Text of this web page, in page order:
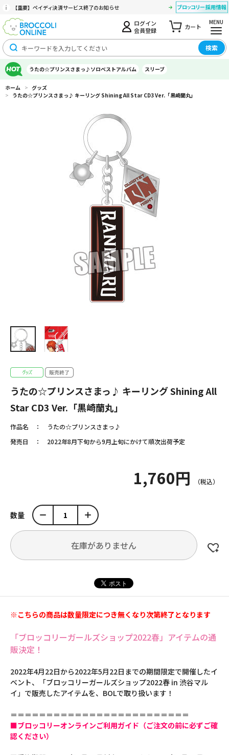
【重要】ペイディ決済サービス終了のお知らせ
ログイン
会員登録
カート
MENU
検索
うたの☆プリンスさまっ♪ソロベストアルバム スリーブ
ホーム > グッズ
> うたの☆プリンスさまっ♪ キーリング Shining All Star CD3 Ver.「黒崎蘭丸」
うたの☆プリンスさまっ♪ キーリング Shining All
Star CD3 Ver.「黒崎蘭丸」
作品名
うたの☆プリンスさまっ♪
発売日
2022年8月下旬から9月上旬にかけて順次出荷予定
1,760円
数量
在庫がありません
※こちらの商品は数量限定につき無くなり次第終了となります
「ブロッコリーガールズショップ2022春」アイテムの通
販決定！
2022年4月22日から2022年5月22日までの期間限定で開催したイ
ベント、「ブロッコリーガールズショップ2022春 in 渋谷マル
イ」で販売したアイテムを、BOLで取り扱います！
＝＝＝＝＝＝＝＝＝＝＝＝＝＝＝＝＝＝＝＝＝＝＝＝＝
■ブロッコリーオンラインご利用ガイド（ご注文の前に必ずご確
認ください）